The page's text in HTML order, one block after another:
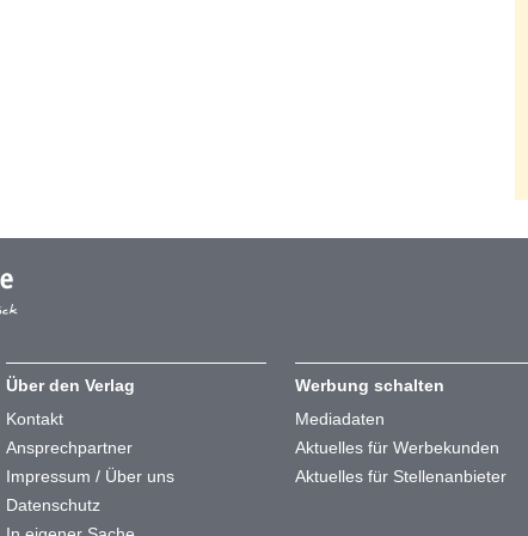
Über den Verlag
Kontakt
Ansprechpartner
Impressum / Über uns
Datenschutz
Werbung schalten
Mediadaten
Aktuelles für Werbekunden
Aktuelles für Stellenanbieter